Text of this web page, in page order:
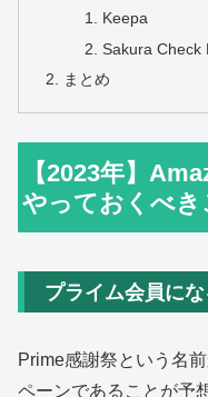
Keepa
Sakura Check
まとめ
【2023年】
やっておくべき
プライム会員にな
Prime感謝祭という名
ペーンであることが予